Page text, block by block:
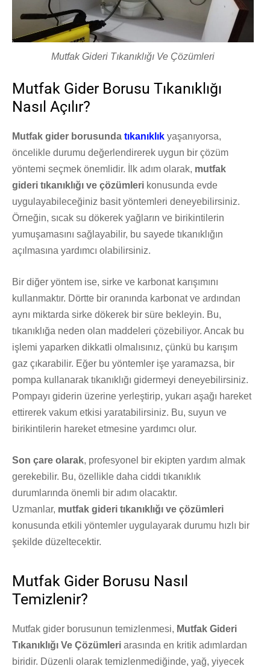
Mutfak Gideri Tıkanıklığı Ve Çözümleri
Mutfak Gider Borusu Tıkanıklığı
Nasıl Açılır?
Mutfak gider borusunda tıkanıklık yaşanıyorsa,
öncelikle durumu değerlendirerek uygun bir çözüm
yöntemi seçmek önemlidir. İlk adım olarak, mutfak
gideri tıkanıklığı ve çözümleri konusunda evde
uygulayabileceğiniz basit yöntemleri deneyebilirsiniz.
Örneğin, sıcak su dökerek yağların ve birikintilerin
yumuşamasını sağlayabilir, bu sayede tıkanıklığın
açılmasına yardımcı olabilirsiniz.
Bir diğer yöntem ise, sirke ve karbonat karışımını
kullanmaktır. Dörtte bir oranında karbonat ve ardından
aynı miktarda sirke dökerek bir süre bekleyin. Bu,
tıkanıklığa neden olan maddeleri çözebiliyor. Ancak bu
işlemi yaparken dikkatli olmalısınız, çünkü bu karışım
gaz çıkarabilir. Eğer bu yöntemler işe yaramazsa, bir
pompa kullanarak tıkanıklığı gidermeyi deneyebilirsiniz.
Pompayı giderin üzerine yerleştirip, yukarı aşağı hareket
ettirerek vakum etkisi yaratabilirsiniz. Bu, suyun ve
birikintilerin hareket etmesine yardımcı olur.
Son çare olarak, profesyonel bir ekipten yardım almak
gerekebilir. Bu, özellikle daha ciddi tıkanıklık
durumlarında önemli bir adım olacaktır.
Uzmanlar, mutfak gideri tıkanıklığı ve çözümleri
konusunda etkili yöntemler uygulayarak durumu hızlı bir
şekilde düzeltecektir.
Mutfak Gider Borusu Nasıl
Temizlenir?
Mutfak gider borusunun temizlenmesi, Mutfak Gideri
Tıkanıklığı Ve Çözümleri arasında en kritik adımlardan
biridir. Düzenli olarak temizlenmediğinde, yağ, yiyecek